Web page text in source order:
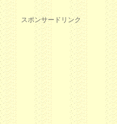
スポンサードリンク